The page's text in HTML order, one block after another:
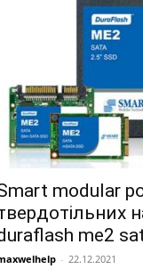
modular
me2
- 22.12.2021